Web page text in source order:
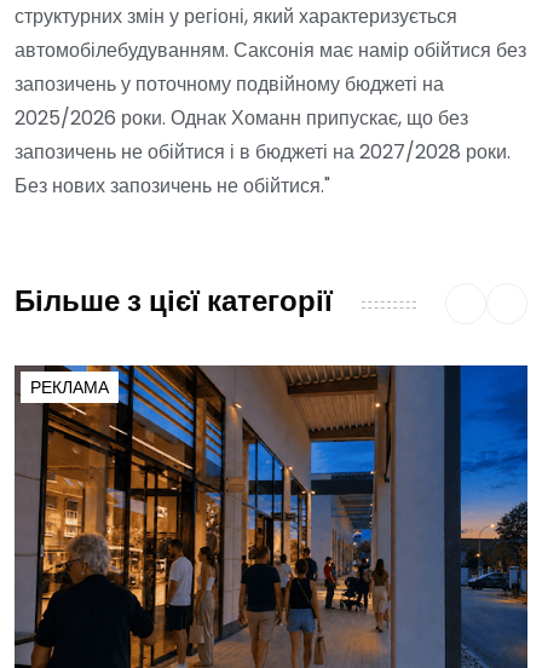
структурних змін у регіоні, який характеризується
автомобілебудуванням. Саксонія має намір обійтися без
запозичень у поточному подвійному бюджеті на
2025/2026 роки. Однак Хоманн припускає, що без
запозичень не обійтися і в бюджеті на 2027/2028 роки.
Без нових запозичень не обійтися."
Більше з цієї категорії
РЕКЛАМА